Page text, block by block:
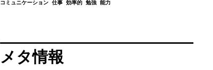
コミュニケーション 仕事 効率的 勉強 能力
メタ情報